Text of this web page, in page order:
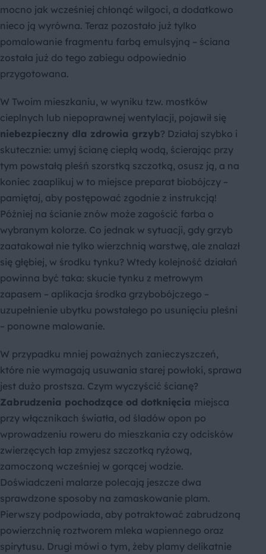
mocno jak wcześniej chłonąć wilgoci, a dodatkowo
nieco ją wyrówna. Teraz pozostało już tylko
pomalowanie fragmentu farbą emulsyjną – ściana
została już do tego zabiegu odpowiednio
przygotowana.
W Twoim mieszkaniu, w wyniku tzw. mostków
cieplnych lub niepoprawnej wentylacji, pojawił się
niebezpieczny dla zdrowia grzyb? Działaj szybko i
skutecznie: umyj ścianę ciepłą wodą, ścierając przy
tym powstałą pleśń szorstką szczotką, osusz ją, a na
koniec zaaplikuj w to miejsce preparat biobójczy –
pamiętaj, aby postępować zgodnie z instrukcją!
Później na ścianie znów może zagościć farba o
wybranym kolorze. Co jednak w sytuacji, gdy grzyb
zaatakował nie tylko wierzchnią warstwę, ale znalazł
się głębiej, w środku tynku? Wtedy kolejność działań
powinna być taka: skucie tynku z metrowym
zapasem – aplikacja środka grzybobójczego –
uzupełnienie ubytku powstałego po usunięciu pleśni
– ponowne malowanie.
W przypadku mniej poważnych zanieczyszczeń,
które nie wymagają usuwania starej powłoki, sprawa
jest dużo prostsza. Czym wyczyścić ścianę?
Zabrudzenia pochodzące od dotknięcia miejsca
przy włącznikach światła, od śladów opon po
wprowadzeniu roweru do mieszkania czy odcisków
zwierzęcych łap zmyjesz szczotką ryżową,
zamoczoną wcześniej w gorącej wodzie.
Doświadczeni malarze polecają jeszcze dwa
sprawdzone sposoby na zamaskowanie plam.
Pierwszy podpowiada, aby potraktować zabrudzoną
powierzchnię roztworem mleka wapiennego oraz
spirytusu. Drugi mówi o tym, żeby plamy delikatnie